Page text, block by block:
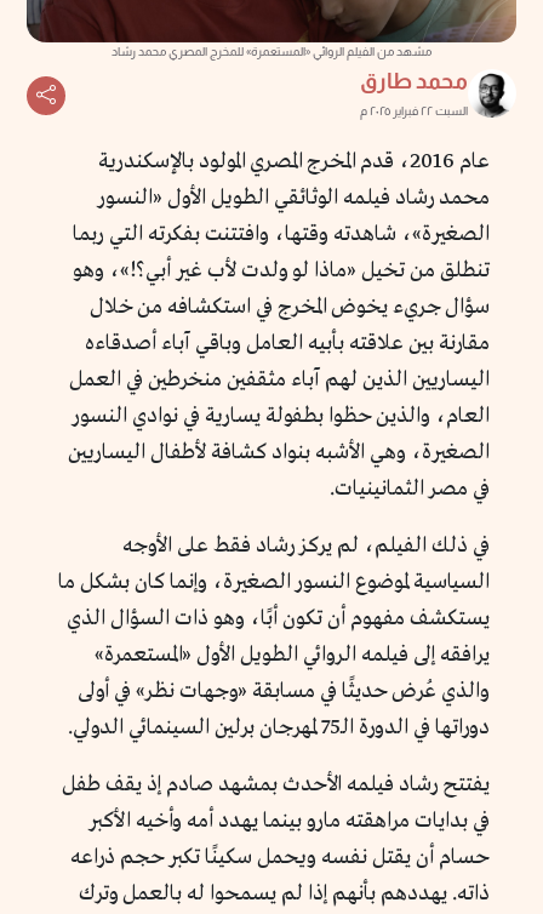
مشهد من الفيلم الروائي «المستعمرة» للمخرج المصري محمد رشاد
محمد طارق
السبت ٢٢ فبراير ٢٠٢٥ م
عام 2016، قدم المخرج المصري المولود بالإسكندرية
محمد رشاد فيلمه الوثائقي الطويل الأول «النسور
الصغيرة»، شاهدته وقتها، وافتتنت بفكرته التي ربما
تنطلق من تخيل «ماذا لو ولدت لأب غير أبي؟!»، وهو
سؤال جريء يخوض المخرج في استكشافه من خلال
مقارنة بين علاقته بأبيه العامل وباقي آباء أصدقاءه
اليساريين الذين لهم آباء مثقفين منخرطين في العمل
العام، والذين حظوا بطفولة يسارية في نوادي النسور
الصغيرة، وهي الأشبه بنواد كشافة لأطفال اليساريين
في مصر الثمانينيات.
في ذلك الفيلم، لم يركز رشاد فقط على الأوجه
السياسية لموضوع النسور الصغيرة، وإنما كان بشكل ما
يستكشف مفهوم أن تكون أبًا، وهو ذات السؤال الذي
يرافقه إلى فيلمه الروائي الطويل الأول «المستعمرة»
والذي عُرض حديثًا في مسابقة «وجهات نظر» في أولى
دوراتها في الدورة الـ75 لمهرجان برلين السينمائي الدولي.
يفتتح رشاد فيلمه الأحدث بمشهد صادم إذ يقف طفل
في بدايات مراهقته مارو بينما يهدد أمه وأخيه الأكبر
حسام أن يقتل نفسه ويحمل سكينًا تكبر حجم ذراعه
ذاته. يهددهم بأنهم إذا لم يسمحوا له بالعمل وترك